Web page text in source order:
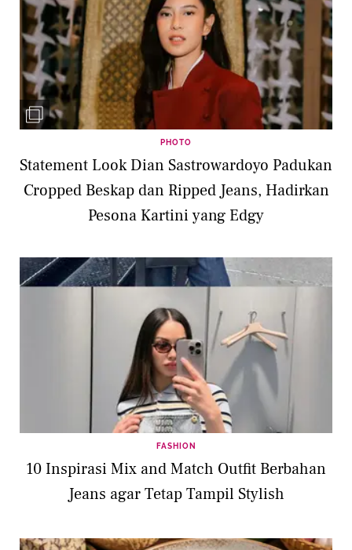
PHOTO
Statement Look Dian Sastrowardoyo Padukan
Cropped Beskap dan Ripped Jeans, Hadirkan
Pesona Kartini yang Edgy
FASHION
10 Inspirasi Mix and Match Outfit Berbahan
Jeans agar Tetap Tampil Stylish